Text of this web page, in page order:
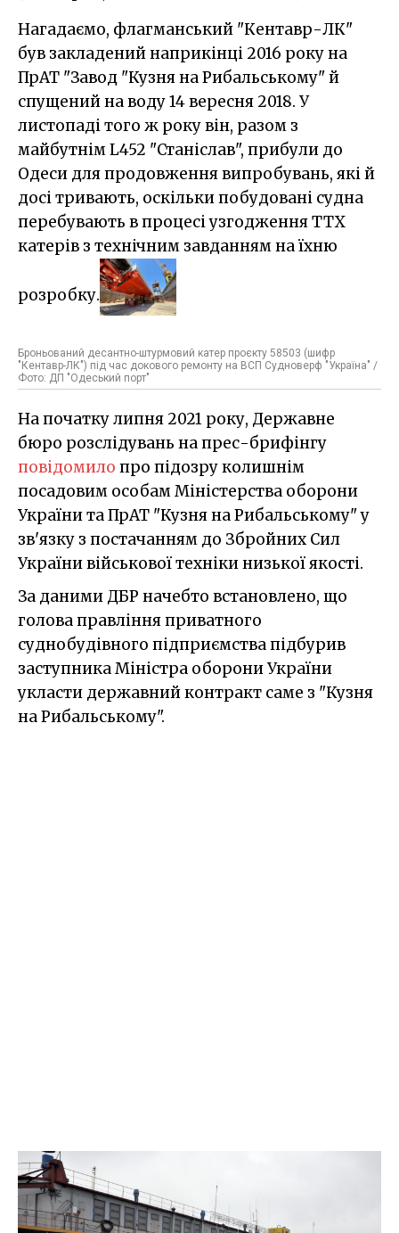
Нагадаємо, флагманський "Кентавр-ЛК"
був закладений наприкінці 2016 року на
ПрАТ "Завод "Кузня на Рибальському" й
спущений на воду 14 вересня 2018. У
листопаді того ж року він, разом з
майбутнім L452 "Станіслав", прибули до
Одеси для продовження випробувань, які й
досі тривають, оскільки побудовані судна
перебувають в процесі узгодження ТТХ
катерів з технічним завданням на їхню
розробку.
Броньований десантно-штурмовий катер проєкту 58503 (шифр
"Кентавр-ЛК") під час докового ремонту на ВСП Судноверф "Україна" /
Фото: ДП "Одеський порт"
На початку липня 2021 року, Державне
бюро розслідувань на прес-брифінгу
повідомило про підозру колишнім
посадовим особам Міністерства оборони
України та ПрАТ "Кузня на Рибальському" у
зв'язку з постачанням до Збройних Сил
України військової техніки низької якості.
За даними ДБР начебто встановлено, що
голова правління приватного
суднобудівного підприємства підбурив
заступника Міністра оборони України
укласти державний контракт саме з "Кузня
на Рибальському".